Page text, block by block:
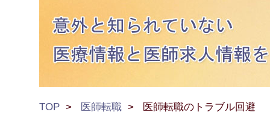
TOP 医師転職 医師転職のトラブル回避